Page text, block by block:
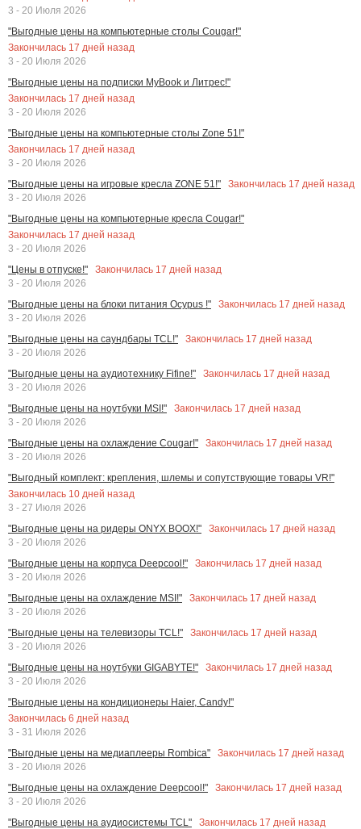
3 - 20 Июля 2026
"Выгодные цены на компьютерные столы Cougar!"
Закончилась 17 дней назад
3 - 20 Июля 2026
"Выгодные цены на подписки MyBook и Литрес!"
Закончилась 17 дней назад
3 - 20 Июля 2026
"Выгодные цены на компьютерные столы Zone 51!"
Закончилась 17 дней назад
3 - 20 Июля 2026
"Выгодные цены на игровые кресла ZONE 51!"
Закончилась 17 дней назад
3 - 20 Июля 2026
"Выгодные цены на компьютерные кресла Cougar!"
Закончилась 17 дней назад
3 - 20 Июля 2026
"Цены в отпуске!"
Закончилась 17 дней назад
3 - 20 Июля 2026
"Выгодные цены на блоки питания Ocypus !"
Закончилась 17 дней назад
3 - 20 Июля 2026
"Выгодные цены на саундбары TCL!"
Закончилась 17 дней назад
3 - 20 Июля 2026
"Выгодные цены на аудиотехнику Fifine!"
Закончилась 17 дней назад
3 - 20 Июля 2026
"Выгодные цены на ноутбуки MSI!"
Закончилась 17 дней назад
3 - 20 Июля 2026
"Выгодные цены на охлаждение Cougar!"
Закончилась 17 дней назад
3 - 20 Июля 2026
"Выгодный комплект: крепления, шлемы и сопутствующие товары VR!"
Закончилась 10 дней назад
3 - 27 Июля 2026
"Выгодные цены на ридеры ONYX BOOX!"
Закончилась 17 дней назад
3 - 20 Июля 2026
"Выгодные цены на корпуса Deepcool!"
Закончилась 17 дней назад
3 - 20 Июля 2026
"Выгодные цены на охлаждение MSI!"
Закончилась 17 дней назад
3 - 20 Июля 2026
"Выгодные цены на телевизоры TCL!"
Закончилась 17 дней назад
3 - 20 Июля 2026
"Выгодные цены на ноутбуки GIGABYTE!"
Закончилась 17 дней назад
3 - 20 Июля 2026
"Выгодные цены на кондиционеры Haier, Candy!"
Закончилась 6 дней назад
3 - 31 Июля 2026
"Выгодные цены на медиаплееры Rombica"
Закончилась 17 дней назад
3 - 20 Июля 2026
"Выгодные цены на охлаждение Deepcool!"
Закончилась 17 дней назад
3 - 20 Июля 2026
"Выгодные цены на аудиосистемы TCL"
Закончилась 17 дней назад